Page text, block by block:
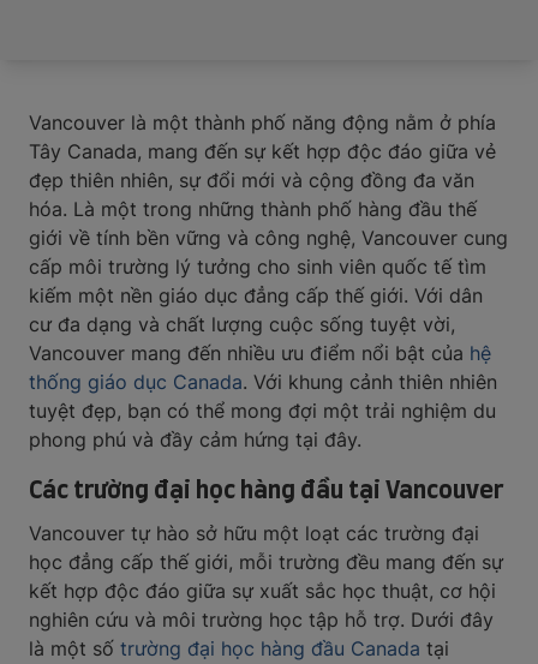
Vancouver là một thành phố năng động nằm ở phía
Tây Canada, mang đến sự kết hợp độc đáo giữa vẻ
đẹp thiên nhiên, sự đổi mới và cộng đồng đa văn
hóa. Là một trong những thành phố hàng đầu thế
giới về tính bền vững và công nghệ, Vancouver cung
cấp môi trường lý tưởng cho sinh viên quốc tế tìm
kiếm một nền giáo dục đẳng cấp thế giới. Với dân
cư đa dạng và chất lượng cuộc sống tuyệt vời,
Vancouver mang đến nhiều ưu điểm nổi bật của hệ
thống giáo dục Canada. Với khung cảnh thiên nhiên
tuyệt đẹp, bạn có thể mong đợi một trải nghiệm du
phong phú và đầy cảm hứng tại đây.
Các trường đại học hàng đầu tại Vancouver
Vancouver tự hào sở hữu một loạt các trường đại
học đẳng cấp thế giới, mỗi trường đều mang đến sự
kết hợp độc đáo giữa sự xuất sắc học thuật, cơ hội
nghiên cứu và môi trường học tập hỗ trợ. Dưới đây
là một số trường đại học hàng đầu Canada tại